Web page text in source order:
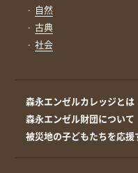
自然
古典
社会
森永エンゼルカレッジとは
森永エンゼル財団について
被災地の子どもたちを応援